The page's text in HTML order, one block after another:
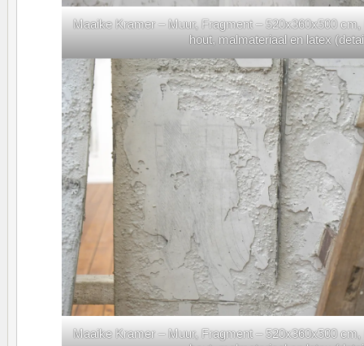
Maaike Kramer – Muur, Fragment – 520x360x500
hout, malmateriaal en latex
Maaike Kramer – Muur, Fragment – 520x360x500